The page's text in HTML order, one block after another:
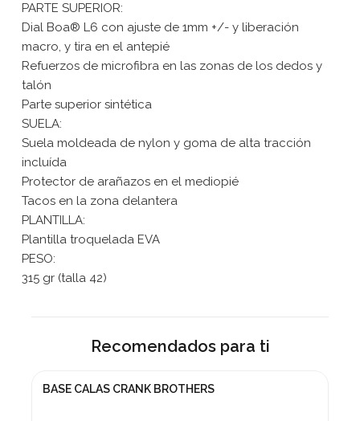
PARTE SUPERIOR:
Dial Boa® L6 con ajuste de 1mm +/- y liberación
macro, y tira en el antepié
Refuerzos de microfibra en las zonas de los dedos y
talón
Parte superior sintética
SUELA:
Suela moldeada de nylon y goma de alta tracción
incluída
Protector de arañazos en el mediopié
Tacos en la zona delantera
PLANTILLA:
Plantilla troquelada EVA
PESO:
315 gr (talla 42)
Recomendados para ti
BASE CALAS CRANK BROTHERS